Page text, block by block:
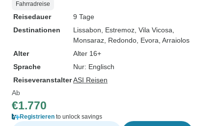
Fahrradreise
Reisedauer
9 Tage
Destinationen
Lissabon , Estremoz , Vila Vicosa
Monsaraz , Redondo , Evora , Arraiolos
Alter
Alter 16+
Sprache
Nur: Englisch
ReiseveranstalterASI Reisen
Ab
€1.770
Registrieren to unlock savings